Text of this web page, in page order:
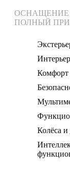
ОСНАЩЕНИЕ
ПОЛНЫЙ
Интерьер
Комфорт
Колёса и